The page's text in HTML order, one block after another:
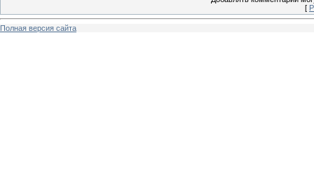
[
Полная версия сайта